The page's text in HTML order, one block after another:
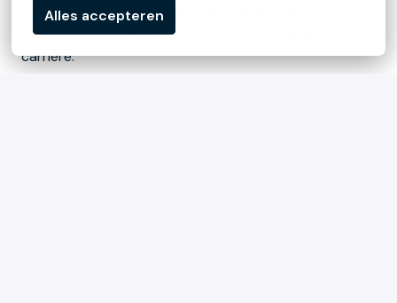
Alles accepteren
centraal. Met ons onboardingsprogramma en veel
ruimte voor eigen initiatief helpen we jou groeien in je
carrière.